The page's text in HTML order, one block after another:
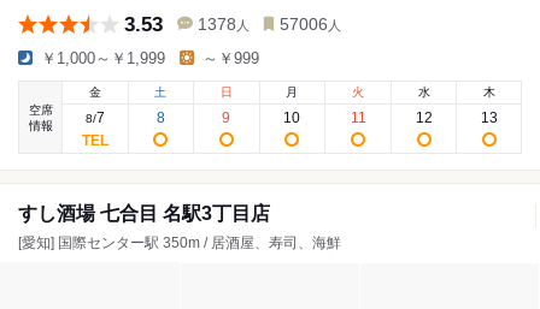
3.53 1378 人 57006 人
￥1,000～￥1,999 ～￥999
空席
情報
金
8/7
土
8
日
9
月
10
火
11
水
12
木
13
すし酒場 七合目 名駅3丁目店
[愛知] 国際センター駅 350m / 居酒屋、寿司、海鮮